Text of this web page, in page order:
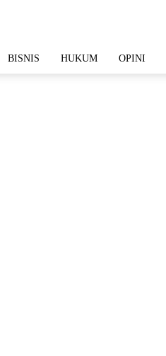
BISNIS HUKUM OPINI